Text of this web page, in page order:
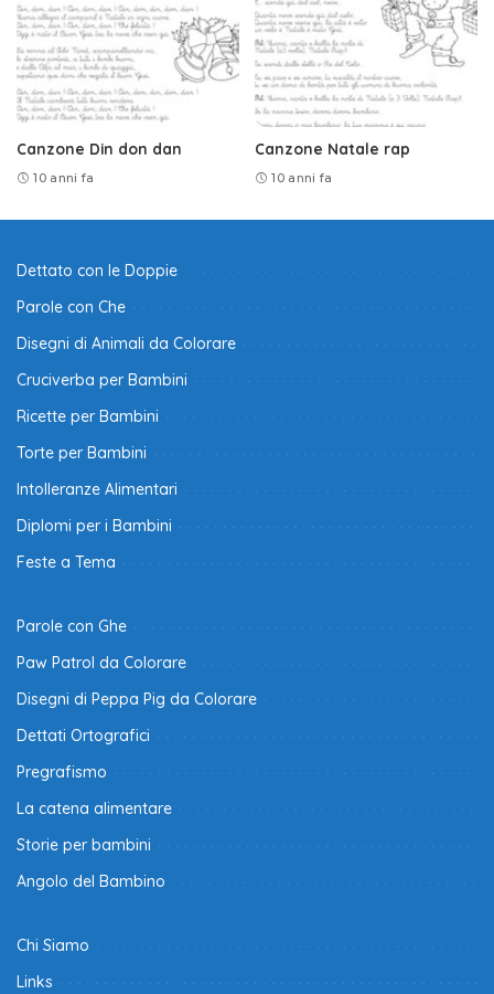
Canzone Din don dan
10 anni fa
Canzone Natale rap
10 anni fa
Dettato con le Doppie
Parole con Che
Disegni di Animali da Colorare
Cruciverba per Bambini
Ricette per Bambini
Torte per Bambini
Intolleranze Alimentari
Diplomi per i Bambini
Feste a Tema
Parole con Ghe
Paw Patrol da Colorare
Disegni di Peppa Pig da Colorare
Dettati Ortografici
Pregrafismo
La catena alimentare
Storie per bambini
Angolo del Bambino
Chi Siamo
Links